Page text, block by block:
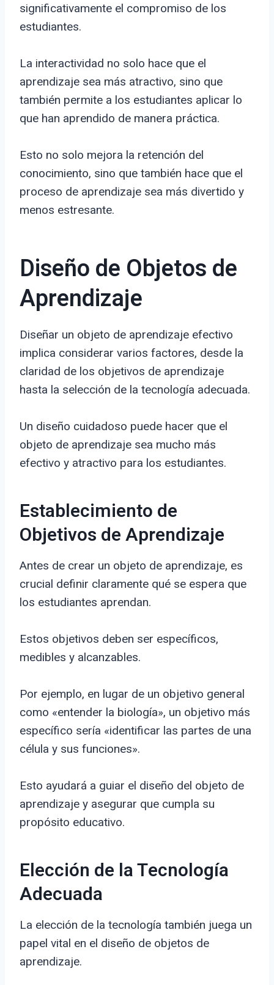
significativamente el compromiso de los
estudiantes.
La interactividad no solo hace que el
aprendizaje sea más atractivo, sino que
también permite a los estudiantes aplicar lo
que han aprendido de manera práctica.
Esto no solo mejora la retención del
conocimiento, sino que también hace que el
proceso de aprendizaje sea más divertido y
menos estresante.
Diseño de Objetos de
Aprendizaje
Diseñar un objeto de aprendizaje efectivo
implica considerar varios factores, desde la
claridad de los objetivos de aprendizaje
hasta la selección de la tecnología adecuada.
Un diseño cuidadoso puede hacer que el
objeto de aprendizaje sea mucho más
efectivo y atractivo para los estudiantes.
Establecimiento de
Objetivos de Aprendizaje
Antes de crear un objeto de aprendizaje, es
crucial definir claramente qué se espera que
los estudiantes aprendan.
Estos objetivos deben ser específicos,
medibles y alcanzables.
Por ejemplo, en lugar de un objetivo general
como «entender la biología», un objetivo más
específico sería «identificar las partes de una
célula y sus funciones».
Esto ayudará a guiar el diseño del objeto de
aprendizaje y asegurar que cumpla su
propósito educativo.
Elección de la Tecnología
Adecuada
La elección de la tecnología también juega un
papel vital en el diseño de objetos de
aprendizaje.